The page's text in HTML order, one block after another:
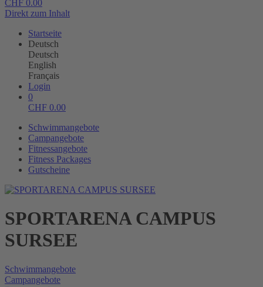
CHF 0.00
Direkt zum Inhalt
Startseite
Deutsch
Deutsch
English
Français
Login
0
CHF 0.00
Schwimmangebote
Campangebote
Fitnessangebote
Fitness Packages
Gutscheine
SPORTARENA CAMPUS
SURSEE
Schwimmangebote
Campangebote